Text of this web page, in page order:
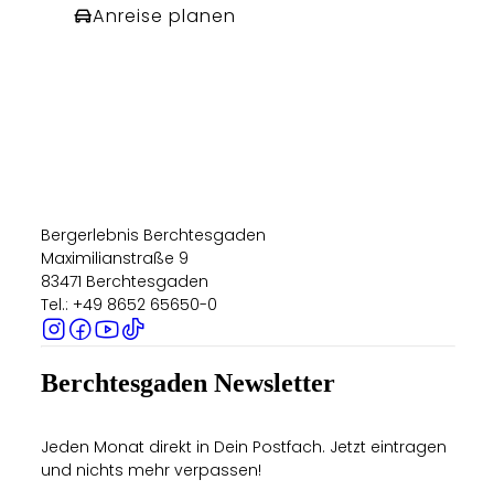
Anreise planen
Bergerlebnis Berchtesgaden
Maximilianstraße 9
83471 Berchtesgaden
Tel.: +49 8652 65650-0
Berchtesgaden Newsletter
Jeden Monat direkt in Dein Postfach. Jetzt eintragen
und nichts mehr verpassen!